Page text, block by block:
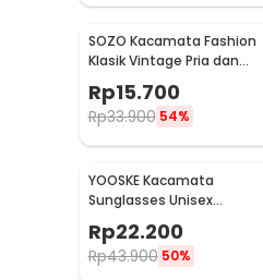
SOZO Kacamata Fashion
Klasik Vintage Pria dan
Rp15.700
Rp33.900 54%
YOOSKE Kacamata
Sunglasses Unisex
Stark - 3023
Rp22.200
Rp43.900 50%